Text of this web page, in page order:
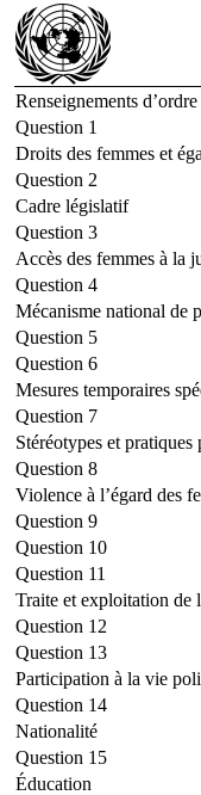
Renseignements
Question 1
Droits des femmes et
Question 2
Cadre législatif
Question 3
Accès des femmes à la
Question 4
Mécanisme national de
Question 5
Question 6
Mesures temporaires
Question 7
Stéréotypes et pratiques
Question 8
Violence à l’égard des
Question 9
Question 10
Question 11
Traite et exploitation de
Question 12
Question 13
Participation à la vie
Question 14
Nationalité
Question 15
Éducation